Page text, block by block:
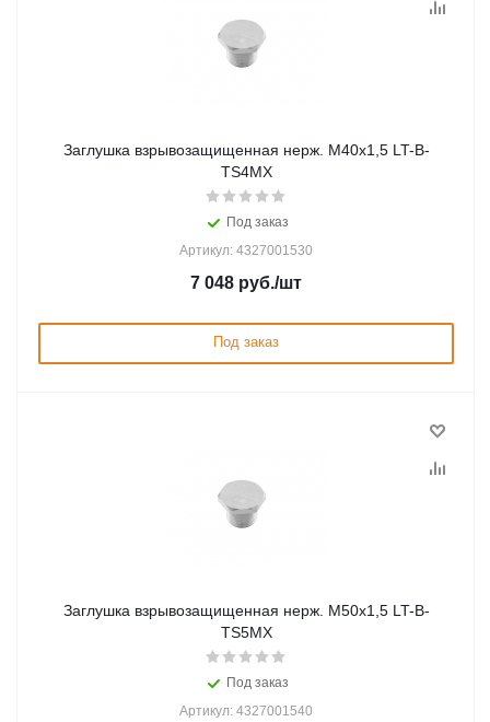
Заглушка взрывозащищенная нерж. М40x1,5 LT-B-
TS4MX
Под заказ
Артикул: 4327001530
7 048 руб./шт
Под заказ
Заглушка взрывозащищенная нерж. М50x1,5 LT-B-
TS5MX
Под заказ
Артикул: 4327001540